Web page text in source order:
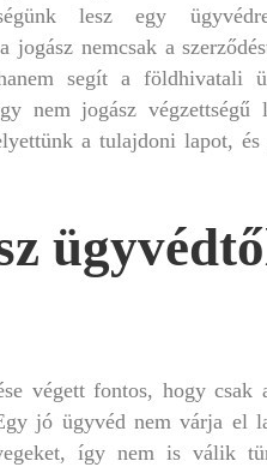
lesz egy
jogász nemcsak a
segít a földhivatali
nem jogász végzettségű
a tulajdoni lapot, és
végett fontos, hogy
jó ügyvéd nem várja el
így nem is válik